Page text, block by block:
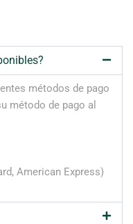
métodos de pago
método de pago al
American Express)